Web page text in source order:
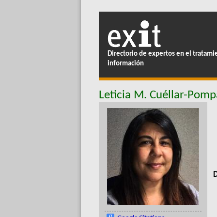
Directorio de expertos en el
información
Leticia M. Cuéllar-